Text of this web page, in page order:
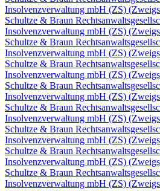
Insolvenzverwaltung mbH (ZS)
Schultze & Braun
Insolvenzverwaltung mbH (ZS)
Schultze & Braun
Insolvenzverwaltung mbH (ZS)
Schultze & Braun
Insolvenzverwaltung mbH (ZS)
Schultze & Braun
Insolvenzverwaltung mbH (ZS)
Schultze & Braun
Insolvenzverwaltung mbH (ZS)
Schultze & Braun
Insolvenzverwaltung mbH (ZS)
Schultze & Braun
Insolvenzverwaltung mbH (ZS)
Schultze & Braun
Insolvenzverwaltung mbH (ZS)